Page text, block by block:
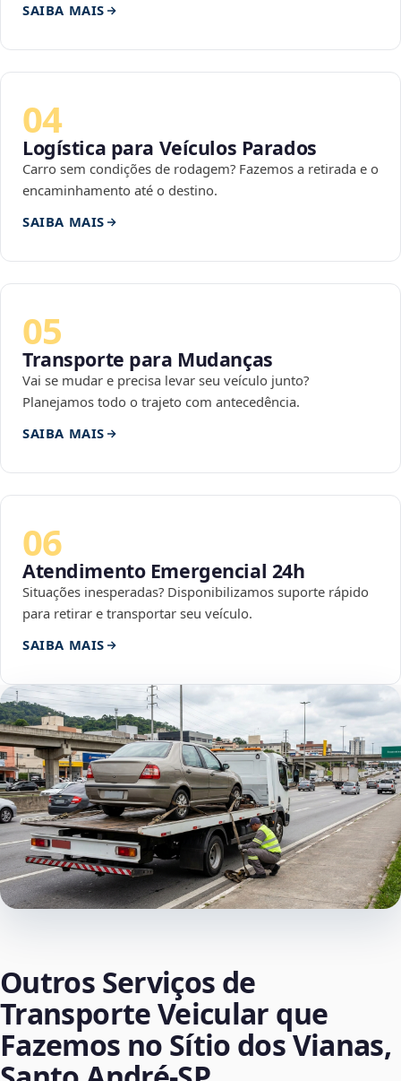
SAIBA MAIS
04
Logística para Veículos Parados
Carro sem condições de rodagem? Fazemos a retirada e o
encaminhamento até o destino.
SAIBA MAIS
05
Transporte para Mudanças
Vai se mudar e precisa levar seu veículo junto?
Planejamos todo o trajeto com antecedência.
SAIBA MAIS
06
Atendimento Emergencial 24h
Situações inesperadas? Disponibilizamos suporte rápido
para retirar e transportar seu veículo.
SAIBA MAIS
Outros Serviços de
Transporte Veicular que
Fazemos no Sítio dos Vianas,